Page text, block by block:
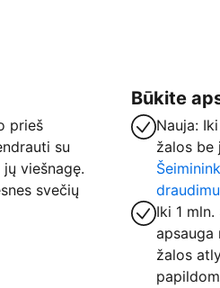
prieš
su
viešnagę.
svečių
Būkite
Nauja:
žalos be
draudimu
Iki 1
apsauga
žalos